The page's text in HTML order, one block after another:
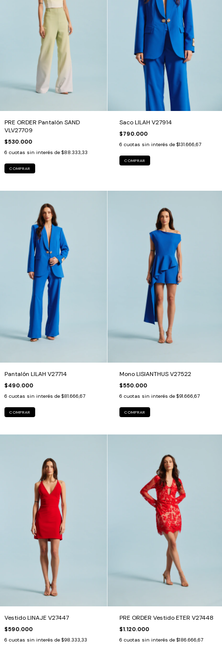
PRE ORDER Pantalón SAND
VLV27709
$530.000
6 cuotas sin interés de $88.333,33
COMPRAR
Saco LILAH V27914
$790.000
6 cuotas sin interés de $131.666,67
COMPRAR
Pantalón LILAH V27714
$490.000
6 cuotas sin interés de $81.666,67
COMPRAR
Mono LISIANTHUS V27522
$550.000
6 cuotas sin interés de $91.666,67
COMPRAR
Vestido LINAJE V27447
$590.000
6 cuotas sin interés de $98.333,33
PRE ORDER Vestido ETER V27448
$1.120.000
6 cuotas sin interés de $186.666,67